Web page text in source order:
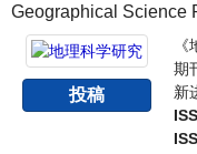
Geographical Science
投稿
期
新
学
反